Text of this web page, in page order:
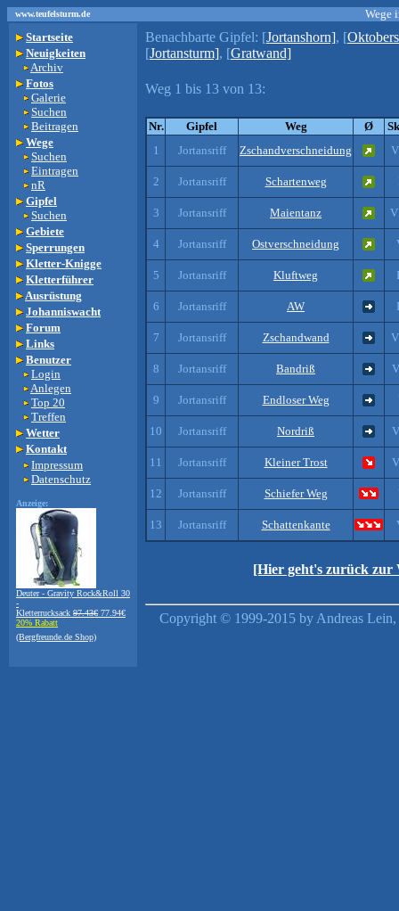
www.teufelsturm.de
Wege
Startseite
Neuigkeiten
Archiv
Fotos
Galerie
Suchen
Beitragen
Wege
Suchen
Eintragen
nR
Gipfel
Suchen
Gebiete
Sperrungen
Kletter-Knigge
Kletterführer
Ausrüstung
Johanniswacht
Forum
Links
Benutzer
Login
Anlegen
Top 20
Treffen
Wetter
Kontakt
Impressum
Datenschutz
Anzeige:
Deuter - Gravity Rock&Roll 30
-
Kletterrucksack 97.43€ 77.94€
20% Rabatt
(Bergfreunde.de Shop)
Benachbarte Gipfel: [Jortanshorn], [
[Jortansturm], [Gratwand]
Weg 1 bis 13 von 13:
Nr. Gipfel Weg Ø
1
Jortansriff Zschandverschneidung
2 Jortansriff Schartenweg
3 Jortansriff Maientanz
4 Jortansriff Ostverschneidung
5 Jortansriff Kluftweg
6 Jortansriff AW
7 Jortansriff Zschandwand
8 Jortansriff Bandriß
9 Jortansriff Endloser Weg
10 Jortansriff Nordriß
11 Jortansriff Kleiner Trost
12 Jortansriff Schiefer Weg
13 Jortansriff Schattenkante
[Hier geht's zurück zur
Copyright © 1999-2015 by Andreas